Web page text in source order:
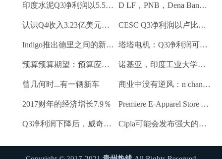
印度水泥Q3净利润以5.5卢比;销量下降10.3％ D LF，PNB，Dena Bank达到52周低
认识Q4收入3.23亿美元VS $ 3.18 BN（QOQ） CESC Q3净利润以卢比。112亿卢比
Indigo推出德里之间的新航班到昌迪加尔和斋浦尔到浦那路线 塔塔电机：Q3净利润可能会落下
预算预算期望：预算应该有一些有利的改革电子商务 诺基亚，印度工业大学研究所 - 马德拉斯促进印度农村的宽带连接
曾几何时...有一辆新车 商业中没有逆风：n chandrasekaran，tcs
2017财年的经济增长7.9％ Premiere E-Apparel Store Yellowfashion.in Forays进入Srilanka
Q3净利润下降后，威奇庄园项目下跌6.7％ Cipla可能会发布强大的Q3收益